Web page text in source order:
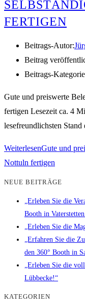
FERTIGEN
Beitrags-Autor:
Beitrag
Beitrags-
Gute und preiswerte
fertigen Lesezeit ca. 4
lesefreundlichsten
WeiterlesenGute und
Nottuln fertigen
NEUE BEITRÄGE
„Erleben Sie die
Booth in
„Erleben Sie die
„Erfahren Sie die
den 360° Booth in
„Erleben Sie die
Lübbecke!“
KATEGORIEN